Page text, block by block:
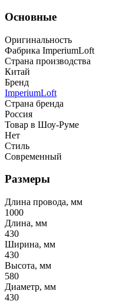
Основные
Оригинальность
Фабрика ImperiumLoft
Страна производства
Китай
Бренд
ImperiumLoft
Страна бренда
Россия
Товар в Шоу-Руме
Нет
Стиль
Современный
Размеры
Длина провода, мм
1000
Длина, мм
430
Ширина, мм
430
Высота, мм
580
Диаметр, мм
430